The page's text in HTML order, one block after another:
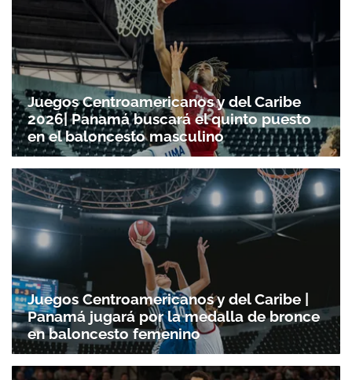
Gracias por suscribirte a nuestro boletín.
Juegos Centroamericanos y del Caribe
2026| Panamá buscará el quinto puesto
en el baloncesto masculino
Juegos Centroamericanos y del Caribe |
Panamá jugará por la medalla de bronce
en baloncesto femenino